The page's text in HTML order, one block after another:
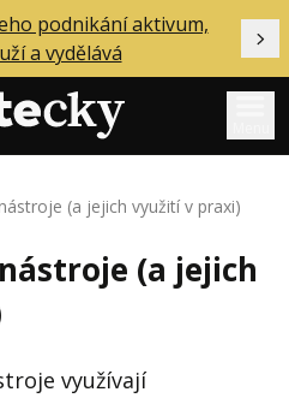
podnikání aktivum,
a vydělává
(a jejich využití v praxi)
(a jejich
využívají